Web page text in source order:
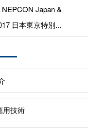
Japan &
日本東京特別...
用技術